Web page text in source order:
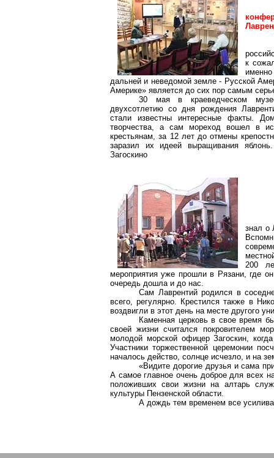
к
дальней и неведомой земле - Русской
Америке» является до сих пор самым
30 мая в краеведческом
двухсотлетию со дня рождения
стали известны интересные факты.
творчества, а сам мореход вошел в
крестьянам, за 12 лет до отмены
заразил их идеей выращивания
Загоскино
знал о
200
мероприятия уже прошли в Рязани, где
очередь дошла и до нас.
Сам Лаврентий родился в
всего, регулярно. Крестился также в
воздвигли в этот день на месте другого
Каменная церковь в свое время
своей жизни считался покровителем
молодой морской офицер Загоскин,
Участники торжественной церемонии
началось действо, солнце исчезло, и на
«Видите дорогие друзья и сама
А самое главное очень доброе для всех
положивших свои жизни на алтарь
культуры Пензенской области.
А дождь тем временем все